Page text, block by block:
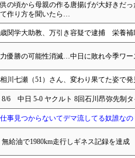
供の頃から母親の作る唐揚げが大好きだ
作り方を聞いたら…
関学大助教、万引き容疑で逮捕 栄養補
優勝の可能性消滅…中日に敗れ今季ワー
相川七瀬（51）さん、変わり果てた姿で
8/6 中日 5-0 ヤクルト 8回石川昂弥先制
事見つからないてデマ流してる奴誰なの
無給油で1980km走行しギネス記録を達成